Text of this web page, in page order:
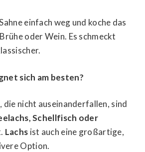
einfach weg und koche das
oder Wein. Es schmeckt
sich am besten?
die nicht auseinanderfallen, sind
Schellfisch oder
Lachs ist auch eine großartige,
Option.